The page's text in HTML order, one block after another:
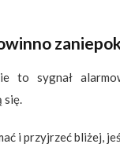
to sygnał
się.
i przyjrzeć bliżej,